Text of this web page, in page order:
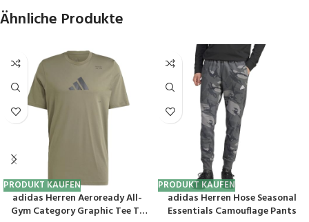
Ähnliche Produkte
PRODUKT KAUFEN
adidas Herren Aeroready All-
Gym Category Graphic Tee T-
PRODUKT KAUFEN
adidas Herren Hose Seasonal
Essentials Camouflage Pants